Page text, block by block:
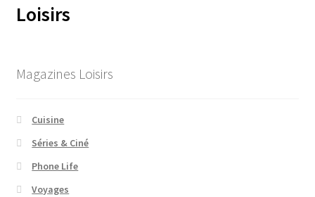
Loisirs
Magazines Loisirs
Cuisine
Séries & Ciné
Phone Life
Voyages